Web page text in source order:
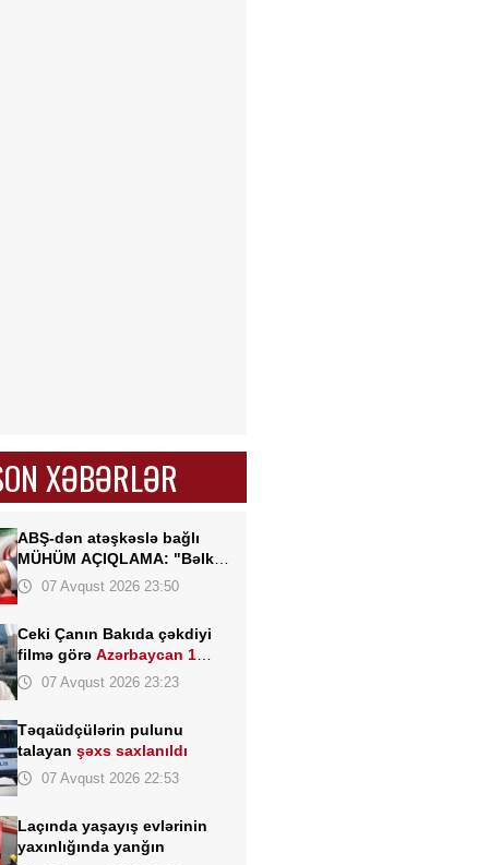
XƏBƏRLƏR
ABŞ-dən atəşkəslə bağlı
MÜHÜM AÇIQLAMA: "Bəlkə
də elə bu gün"
07 Avqust 2026 23:50
Ceki Çanın Bakıda çəkdiyi
filmə görəAzərbaycan 1
milyon dollar ödəyə bilər?
07 Avqust 2026 23:23
Təqaüdçülərin pulunu
talayanşəxs saxlanıldı
07 Avqust 2026 22:53
Laçında yaşayış evlərinin
yaxınlığında yanğın